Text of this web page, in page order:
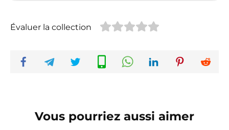
Évaluer la collection
Vous pourriez aussi aimer